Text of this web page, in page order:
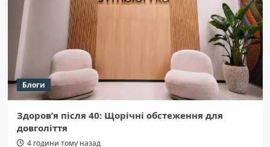
Блоги
Здоров’я після 40: Щорічні обстеження для
довголіття
4 години тому назад